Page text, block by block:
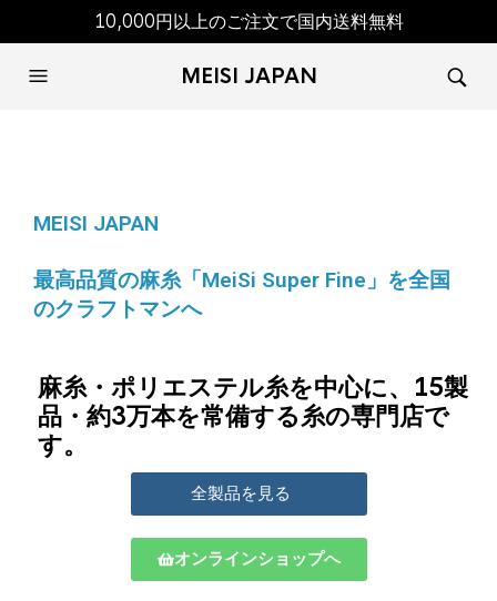
10,000円以上のご注文で国内送料無料
MEISI JAPAN
MEISI JAPAN
最高品質の麻糸「MeiSi Super Fine」を全国
のクラフトマンへ
麻糸・ポリエステル糸を中心に、15製
品・約3万本を常備する糸の専門店で
す。
全製品を見る
オンラインショップへ